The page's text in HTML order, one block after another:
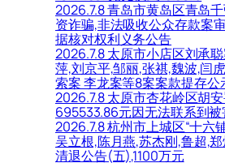
2026.7.8 青岛市黄岛区青岛
资诈骗,非法吸收公众存款案
据核对权利义务公告
2026.7.8 太原市小店区刘承
萍,刘京平,邹丽,张祺,魏波,闫
索案 李龙案等8案案款提存公
2026.7.8 太原市杏花岭区胡
695533.86元因无法联系到
2026.7.8 杭州市上城区“十六
吴立根,陈月燕,苏杰刚,鲁超,
清退公告(五),1100万元